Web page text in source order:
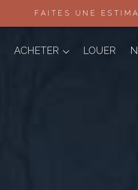
FAITES UNE
ACHETER
Appartements
Terrains
LOUER